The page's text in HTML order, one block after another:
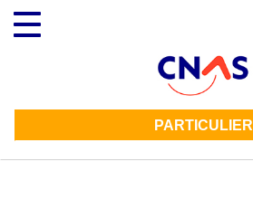
contenu
principal
Toggle
navigation
PARTICULIER